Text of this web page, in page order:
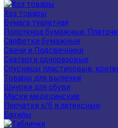
Хоз товары
Бумага туалетная
Полотенца бумажные,
Салфетки бумажные
Свечи и Подсвечники
Скатерти одноразовые
Соусницы пластиковые,
Товары для выпечки
Шнурки для обуви
Маски медецинские
Перчатки х/б и латексные
Бахилы